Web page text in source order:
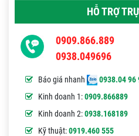
HỖ TRỢ
0909.866.889
0938.049696
Báo giá nhanh
0938.04 96
Kinh doanh 1:0909.866889
Kinh doanh 2:0938.168189
Kỹ thuật:0919.460 555